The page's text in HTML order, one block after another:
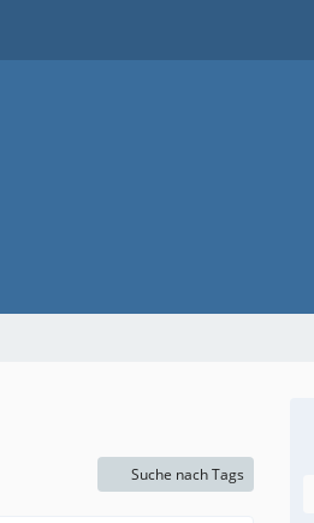
Suche nach Tags